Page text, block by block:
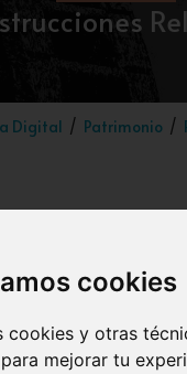
cookies
cookies y otras
mejorar tu
Digital Patrimonio
Conventos y